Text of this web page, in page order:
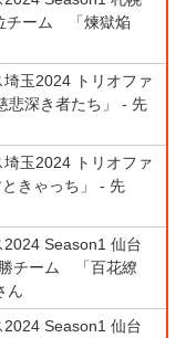
チーム 「煉獄焔
玉2024 トリオファ
深き者たち」 - 先
玉2024 トリオファ
きゃっち」 - 先
Season1 仙台
チーム 「百花繚
ん
Season1 仙台